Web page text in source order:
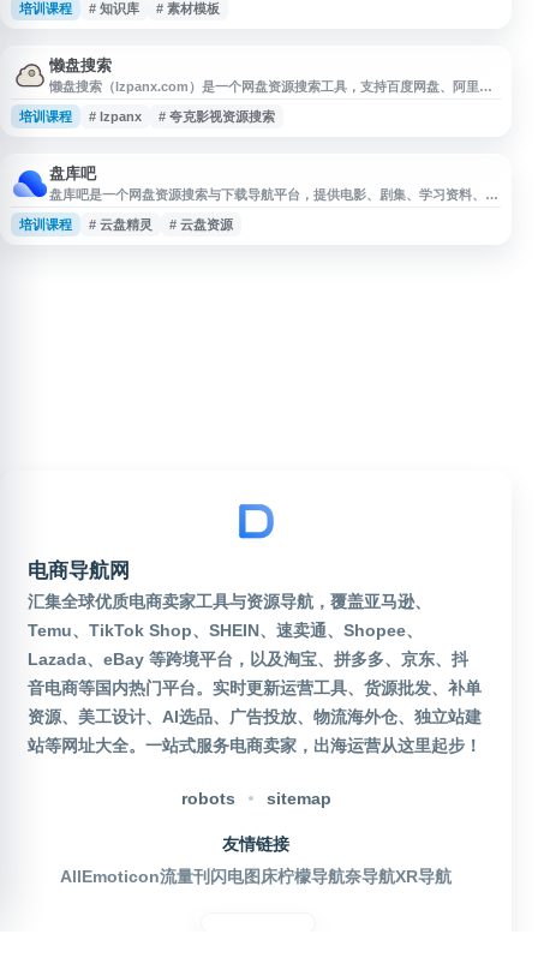
对于电商卖家、运营助理、内容电商从业者和团队培训场景，它可作为资料搜
培训课程 # 知识库 # 素材模板
懒盘搜索
懒盘搜索（lzpanx.com）是一个网盘资源搜索工具，支持百度网盘、阿里云
盘、夸克网盘等平台资源检索，用户可用于查找学习资料、文档、影视等网盘
分享内容。网站提供关键词搜索服务，帮助用户快速定位相关资源链接，适合
培训课程 # lzpanx # 夸克影视资源搜索
盘库吧
盘库吧是一个网盘资源搜索与下载导航平台，提供电影、剧集、学习资料、软
件等多类云盘资源检索服务。网站支持百度网盘、阿里云盘、夸克网盘、迅雷
云盘等资源搜索，内容每日更新，方便用户快速查找所需网盘链接与相关资源
培训课程 # 云盘精灵 # 云盘资源
电商导航网
汇集全球优质电商卖家工具与资源导航，覆盖亚马逊、
Temu、TikTok Shop、SHEIN、速卖通、Shopee、
Lazada、eBay 等跨境平台，以及淘宝、拼多多、京东、抖
音电商等国内热门平台。实时更新运营工具、货源批发、补单
资源、美工设计、AI选品、广告投放、物流海外仓、独立站建
站等网址大全。一站式服务电商卖家，出海运营从这里起步！
robots sitemap
友情链接
AllEmoticon流量刊 闪电图床柠檬导航奈导航XR导航